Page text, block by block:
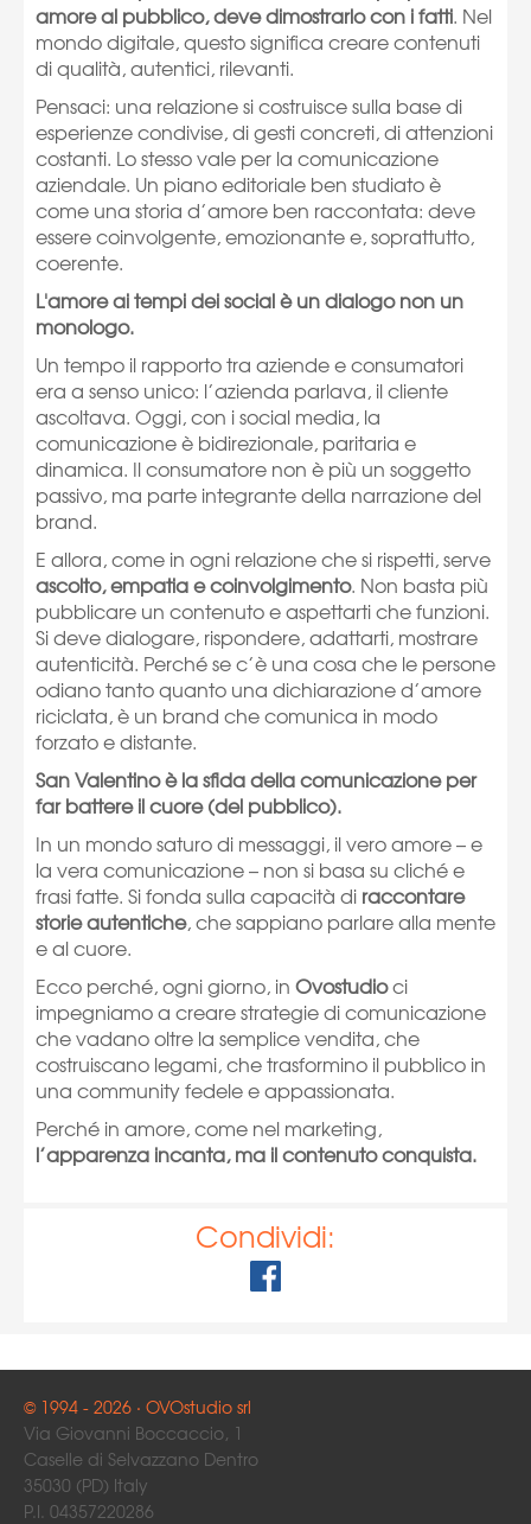
amore al pubblico, deve dimostrarlo con i fatti. Nel
mondo digitale, questo significa creare contenuti
di qualità, autentici, rilevanti.
Pensaci: una relazione si costruisce sulla base di
esperienze condivise, di gesti concreti, di attenzioni
costanti. Lo stesso vale per la comunicazione
aziendale. Un piano editoriale ben studiato è
come una storia d’amore ben raccontata: deve
essere coinvolgente, emozionante e, soprattutto,
coerente.
L'amore ai tempi dei social è un dialogo non un
monologo.
Un tempo il rapporto tra aziende e consumatori
era a senso unico: l’azienda parlava, il cliente
ascoltava. Oggi, con i social media, la
comunicazione è bidirezionale, paritaria e
dinamica. Il consumatore non è più un soggetto
passivo, ma parte integrante della narrazione del
brand.
E allora, come in ogni relazione che si rispetti, serve
ascolto, empatia e coinvolgimento. Non basta più
pubblicare un contenuto e aspettarti che funzioni.
Si deve dialogare, rispondere, adattarti, mostrare
autenticità. Perché se c’è una cosa che le persone
odiano tanto quanto una dichiarazione d’amore
riciclata, è un brand che comunica in modo
forzato e distante.
San Valentino è la sfida della comunicazione per
far battere il cuore (del pubblico).
In un mondo saturo di messaggi, il vero amore – e
la vera comunicazione – non si basa su cliché e
frasi fatte. Si fonda sulla capacità di raccontare
storie autentiche, che sappiano parlare alla mente
e al cuore.
Ecco perché, ogni giorno, in Ovostudioci
impegniamo a creare strategie di comunicazione
che vadano oltre la semplice vendita, che
costruiscano legami, che trasformino il pubblico in
una community fedele e appassionata.
Perché in amore, come nel marketing,
l’apparenza incanta, ma il contenuto conquista.
Condividi:
© 1994 - 2026 · OVOstudio srl
Via Giovanni Boccaccio, 1
Caselle di Selvazzano Dentro
35030 (PD) Italy
P.I. 04357220286